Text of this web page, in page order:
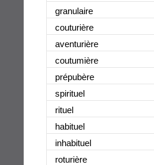
granulaire
couturière
aventurière
coutumière
prépubère
spirituel
rituel
habituel
inhabituel
roturière